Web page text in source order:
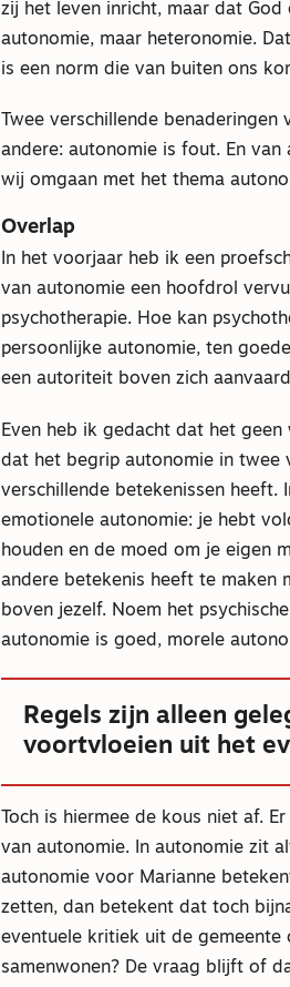
zij het leven inricht, maar dat
autonomie, maar heteronomie.
is een norm die van buiten ons
Twee verschillende
andere: autonomie is fout. En
wij omgaan met het thema
Overlap
In het voorjaar heb ik een
van autonomie een hoofdrol
psychotherapie. Hoe kan
persoonlijke autonomie, ten
een autoriteit boven zich
Even heb ik gedacht dat het
dat het begrip autonomie in twee
verschillende betekenissen heeft.
emotionele autonomie: je hebt
houden en de moed om je eigen
andere betekenis heeft te maken
boven jezelf. Noem het
autonomie is goed, morele
Regels zijn alleen
voortvloeien uit het
Toch is hiermee de kous niet af.
van autonomie. In autonomie zit
autonomie voor Marianne
zetten, dan betekent dat toch
eventuele kritiek uit de
samenwonen? De vraag blijft of